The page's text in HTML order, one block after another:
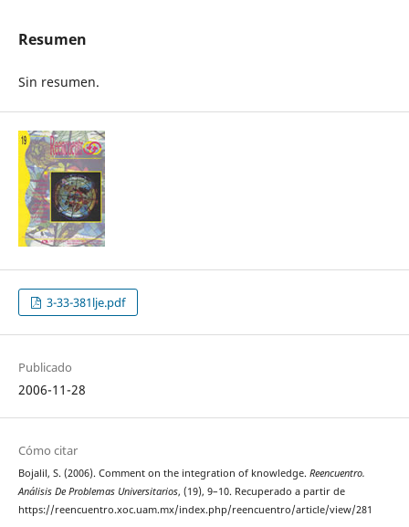
Resumen
Sin resumen.
3-33-381lje.pdf
Publicado
2006-11-28
Cómo citar
Bojalil, S. (2006). Comment on the integration of knowledge. Reencuentro.
Análisis De Problemas Universitarios, (19), 9–10. Recuperado a partir de
https://reencuentro.xoc.uam.mx/index.php/reencuentro/article/view/281